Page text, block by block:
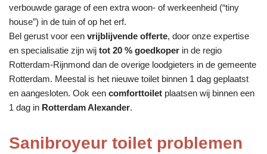
verbouwde garage of een extra woon- of werkeenheid (“tiny
house”) in de tuin of op het erf.
Bel gerust voor een vrijblijvende offerte, door onze expertise
en specialisatie zijn wij tot 20 % goedkoper in de regio
Rotterdam-Rijnmond dan de overige loodgieters in de gemeente
Rotterdam. Meestal is het nieuwe toilet binnen 1 dag geplaatst
en aangesloten. Ook een comforttoilet plaatsen wij binnen een
1 dag in Rotterdam Alexander.
Sanibroyeur toilet problemen